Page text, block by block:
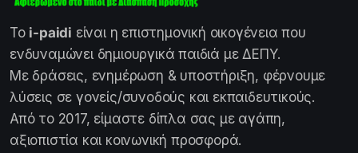
Το i-paidi είναι η επιστημονική οικογένεια που
ενδυναμώνει δημιουργικά παιδιά με ΔΕΠΥ.
Με δράσεις, ενημέρωση & υποστήριξη, φέρνουμε
λύσεις σε γονείς/συνοδούς και εκπαιδευτικούς.
Από το 2017, είμαστε δίπλα σας με αγάπη,
αξιοπιστία και κοινωνική προσφορά.